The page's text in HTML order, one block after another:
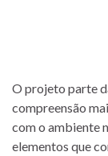
O projeto parte
compreensão
com o ambiente
elementos que